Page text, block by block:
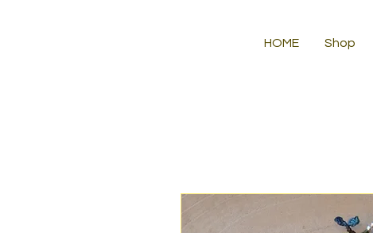
HOME Shop